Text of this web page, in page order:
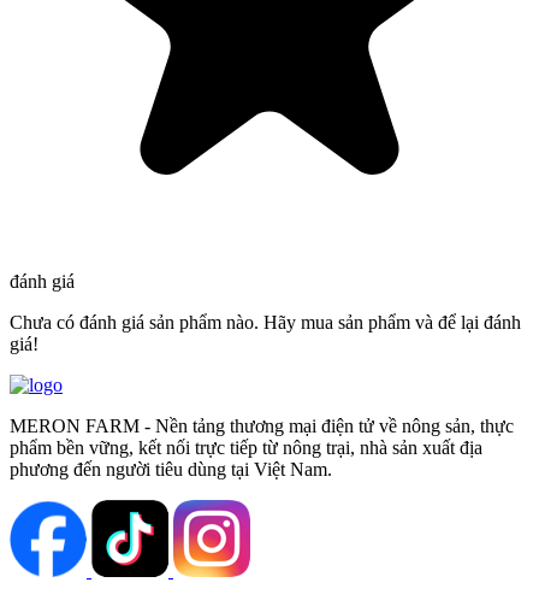
đánh giá
Chưa có đánh giá sản phẩm nào. Hãy mua sản phẩm và để lại đánh
giá!
MERON FARM - Nền tảng thương mại điện tử về nông sản, thực
phẩm bền vững, kết nối trực tiếp từ nông trại, nhà sản xuất địa
phương đến người tiêu dùng tại Việt Nam.